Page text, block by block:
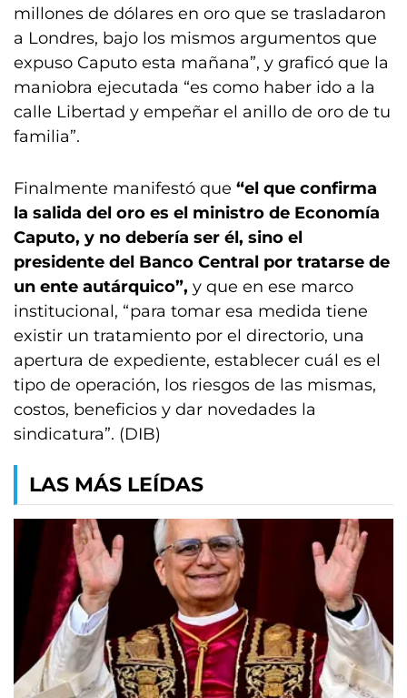
millones de dólares en oro que se trasladaron
a Londres, bajo los mismos argumentos que
expuso Caputo esta mañana”, y graficó que la
maniobra ejecutada “es como haber ido a la
calle Libertad y empeñar el anillo de oro de tu
familia”.
Finalmente manifestó que “el que confirma
la salida del oro es el ministro de Economía
Caputo, y no debería ser él, sino el
presidente del Banco Central por tratarse de
un ente autárquico”, y que en ese marco
institucional, “para tomar esa medida tiene
existir un tratamiento por el directorio, una
apertura de expediente, establecer cuál es el
tipo de operación, los riesgos de las mismas,
costos, beneficios y dar novedades la
sindicatura”. (DIB)
LAS MÁS LEÍDAS